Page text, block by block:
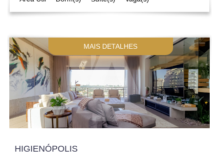
MAIS DETALHES
HIGIENÓPOLIS